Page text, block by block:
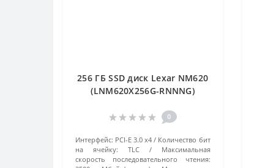
256 ГБ SSD диск Lexar NM620
(LNM620X256G-RNNNG)
0
Интерфейс: PCI-E 3.0 x4
Количество бит
на ячейку:
TLC
Максимальная
скорость последовательного чтения: